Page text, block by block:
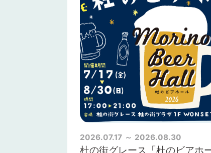
2026.07.17 2026.08.30
杜の街グレース「杜のビアホ